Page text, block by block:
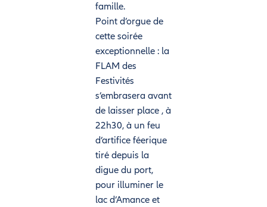
famille.
Point d’orgue de
cette soirée
exceptionnelle : la
FLAM des
Festivités
s’embrasera avant
de laisser place , à
22h30, à un feu
d’artifice féerique
tiré depuis la
digue du port,
pour illuminer le
lac d’Amance et